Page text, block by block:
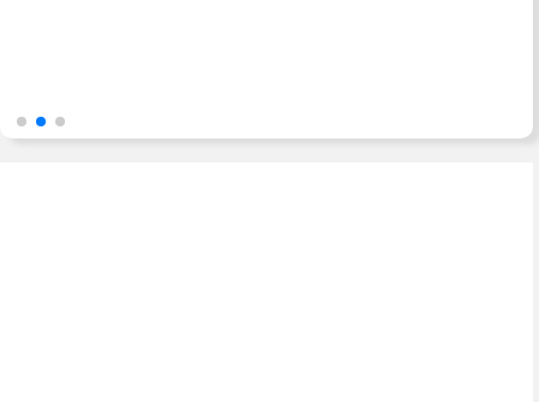
(8-0236) 22-22-55,